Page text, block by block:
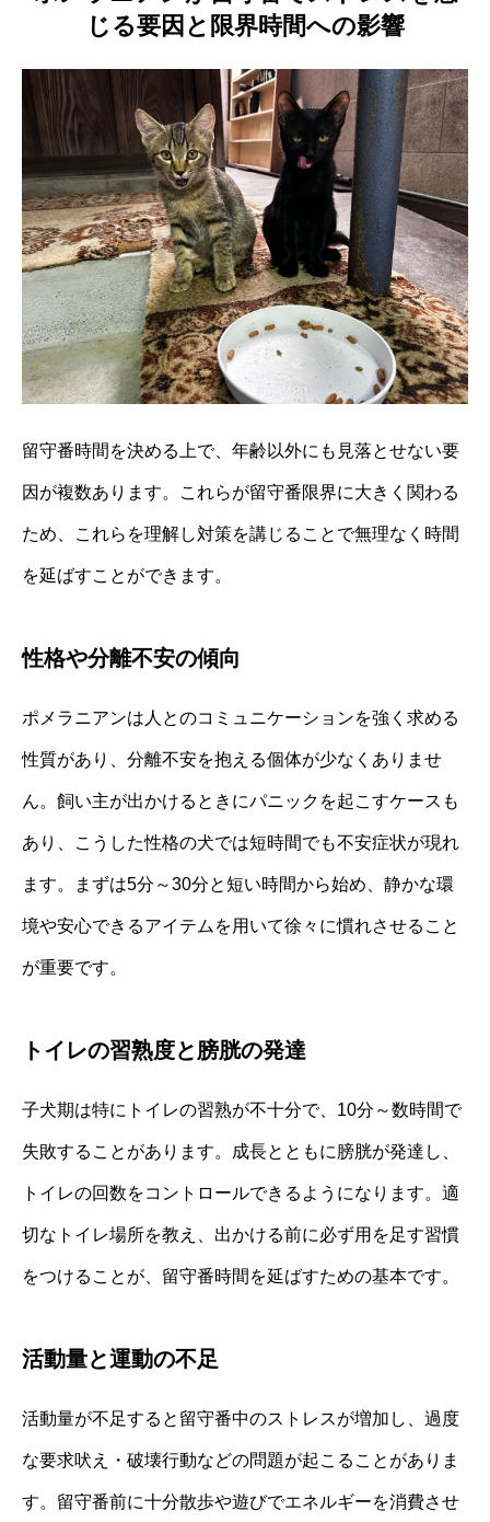
じる要因と限界時間への影響
留守番時間を決める上で、年齢以外にも見落とせない要
因が複数あります。これらが留守番限界に大きく関わる
ため、これらを理解し対策を講じることで無理なく時間
を延ばすことができます。
性格や分離不安の傾向
ポメラニアンは人とのコミュニケーションを強く求める
性質があり、分離不安を抱える個体が少なくありませ
ん。飼い主が出かけるときにパニックを起こすケースも
あり、こうした性格の犬では短時間でも不安症状が現れ
ます。まずは5分～30分と短い時間から始め、静かな環
境や安心できるアイテムを用いて徐々に慣れさせること
が重要です。
トイレの習熟度と膀胱の発達
子犬期は特にトイレの習熟が不十分で、10分～数時間で
失敗することがあります。成長とともに膀胱が発達し、
トイレの回数をコントロールできるようになります。適
切なトイレ場所を教え、出かける前に必ず用を足す習慣
をつけることが、留守番時間を延ばすための基本です。
活動量と運動の不足
活動量が不足すると留守番中のストレスが増加し、過度
な要求吠え・破壊行動などの問題が起こることがありま
す。留守番前に十分散歩や遊びでエネルギーを消費させ